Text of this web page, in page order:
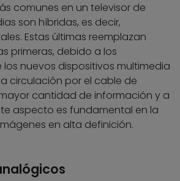
comunes en un televisor de
son híbridas, es decir,
Estas últimas reemplazan
primeras, debido a los
los nuevos dispositivos multimedia
circulación por el cable de
cantidad de información y a
aspecto es fundamental en la
en alta definición.